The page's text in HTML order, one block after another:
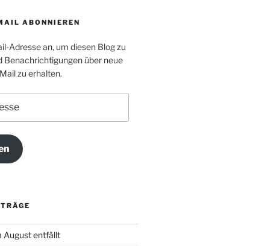
ABONNIEREN
Adresse an, um diesen Blog zu
Benachrichtigungen über neue
zu erhalten.
August entfällt